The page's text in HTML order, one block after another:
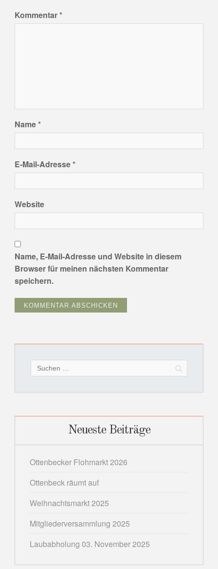
Kommentar*
Name*
E-Mail-Adresse*
Website
Name, E-Mail-Adresse und Website in diesem
Browser für meinen nächsten Kommentar
speichern.
nach:
Neueste Beiträge
Ottenbecker Flohmarkt 2026
Ottenbeck räumt auf
Weihnachtsmarkt 2025
Mitgliederversammlung 2025
Laubabholung 03. November 2025